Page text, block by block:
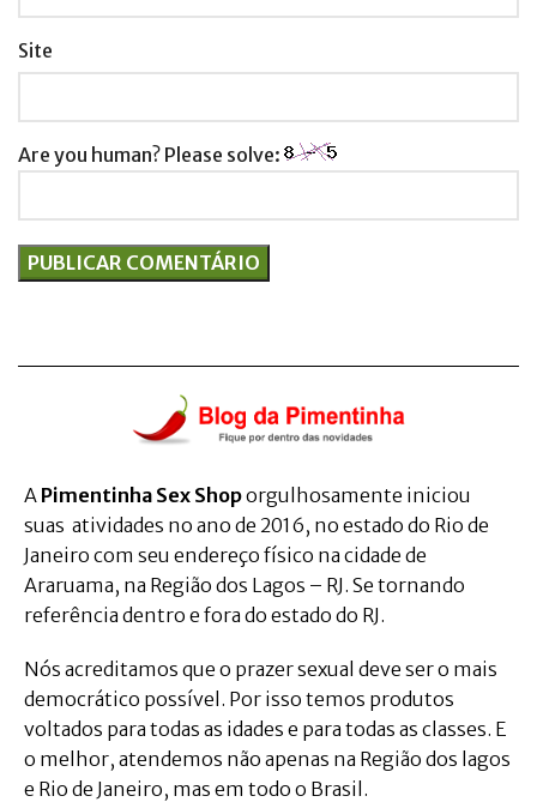
Site
Are you human? Please solve:
A Pimentinha Sex Shoporgulhosamente iniciou
suas atividades no ano de 2016, no estado do Rio de
Janeiro com seu endereço físico na cidade de
Araruama, na Região dos Lagos – RJ. Se tornando
referência dentro e fora do estado do RJ.
Nós acreditamos que o prazer sexual deve ser o mais
democrático possível. Por isso temos produtos
voltados para todas as idades e para todas as classes. E
o melhor, atendemos não apenas na Região dos lagos
e Rio de Janeiro, mas em todo o Brasil.